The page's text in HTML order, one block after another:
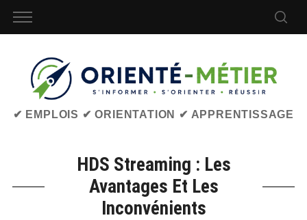
✔ EMPLOIS ✔ ORIENTATION ✔ APPRENTISSAGE
HDS Streaming : Les
Avantages Et Les
Inconvénients